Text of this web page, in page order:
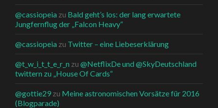
@cassiopeia zu Bald geht’s los: der lang erwartete
Jungfernflug der „Falcon Heavy“
@cassiopeia zu Twitter – eine Liebeserklärung
@t_w_i_t_t_e_r_n zu@NetflixDe und @SkyDeutschland
twittern zu „House Of Cards“
@gottie29 zu Meine astronomischen Vorsätze für 2016
(Blogparade)